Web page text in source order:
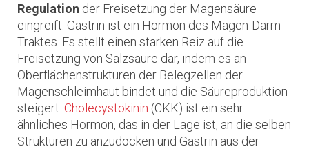
Regulation der Freisetzung der Magensäure
eingreift. Gastrin ist ein Hormon des Magen-Darm-
Traktes. Es stellt einen starken Reiz auf die
Freisetzung von Salzsäure dar, indem es an
Oberflächenstrukturen der Belegzellen der
Magenschleimhaut bindet und die Säureproduktion
steigert. Cholecystokinin (CKK) ist ein sehr
ähnliches Hormon, das in der Lage ist, an die selben
Strukturen zu anzudocken und Gastrin aus der